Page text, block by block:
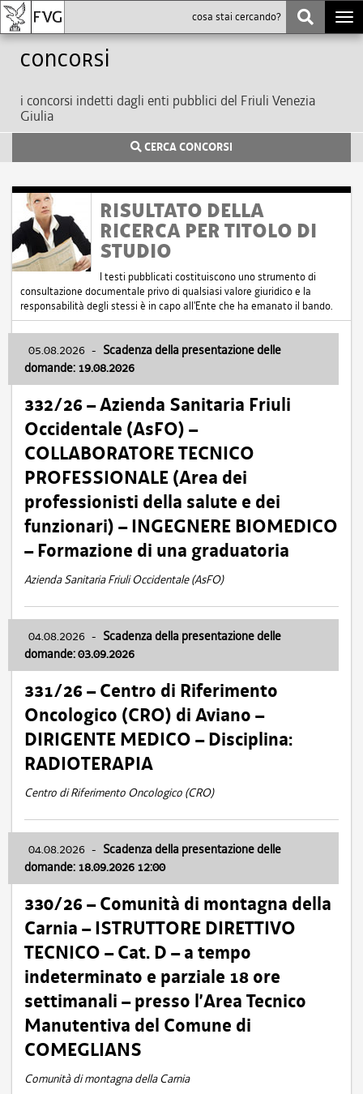
Concorsi
i concorsi indetti dagli enti pubblici del Friuli Venezia
Giulia
CERCA CONCORSI
RISULTATO DELLA
RICERCA PER TITOLO DI
STUDIO
I testi pubblicati costituiscono uno strumento di
consultazione documentale privo di qualsiasi valore giuridico e la
responsabilità degli stessi è in capo all'Ente che ha emanato il bando.
05.08.2026 - Scadenza della presentazione delle
domande: 19.08.2026
332/26 – Azienda Sanitaria Friuli
Occidentale (AsFO) –
COLLABORATORE TECNICO
PROFESSIONALE (Area dei
professionisti della salute e dei
funzionari) – INGEGNERE BIOMEDICO
– Formazione di una graduatoria
Azienda Sanitaria Friuli Occidentale (AsFO)
04.08.2026 - Scadenza della presentazione delle
domande: 03.09.2026
331/26 – Centro di Riferimento
Oncologico (CRO) di Aviano –
DIRIGENTE MEDICO – Disciplina:
RADIOTERAPIA
Centro di Riferimento Oncologico (CRO)
04.08.2026 - Scadenza della presentazione delle
domande: 18.09.2026 12:00
330/26 – Comunità di montagna della
Carnia – ISTRUTTORE DIRETTIVO
TECNICO – Cat. D – a tempo
indeterminato e parziale 18 ore
settimanali – presso l’Area Tecnico
Manutentiva del Comune di
COMEGLIANS
Comunità di montagna della Carnia